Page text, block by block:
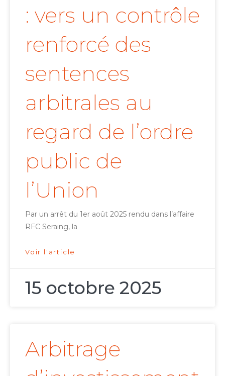
: vers un contrôle
renforcé des
sentences
arbitrales au
regard de l’ordre
public de
l’Union
Par un arrêt du 1er août 2025 rendu dans l’affaire
RFC Seraing, la
Voir l'article
15 octobre 2025
Arbitrage